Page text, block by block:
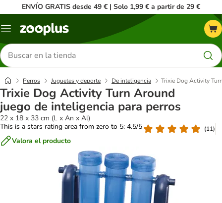
ENVÍO GRATIS desde 49 € | Solo 1,99 € a partir de 29 €
Menú
Buscar
productos
Perros Juguetes y deporte De inteligencia Trixie Dog Activity
Trixie Dog Activity Turn Around
juego de inteligencia para perros
22 x 18 x 33 cm (L x An x Al)
This is a stars rating area from zero to 5: 4.5/5
(11)
Valora el producto